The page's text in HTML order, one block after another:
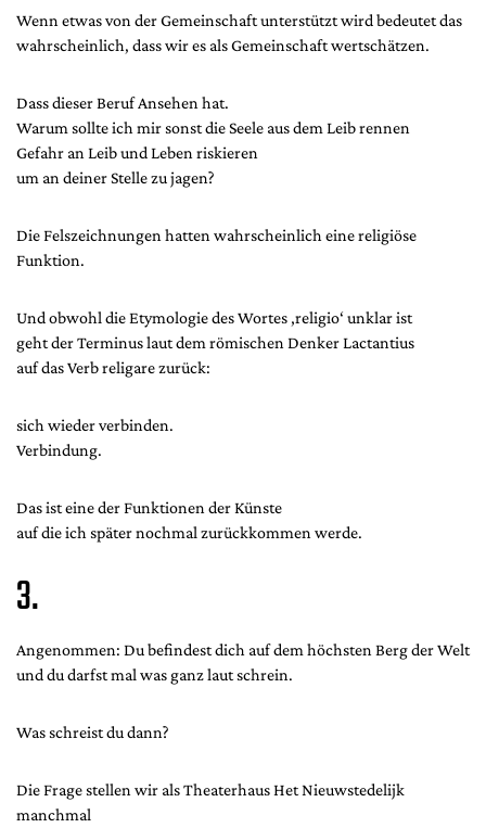
Wenn etwas von der Gemeinschaft unterstützt wird bedeutet das
wahrscheinlich, dass wir es als Gemeinschaft wertschätzen.
Dass dieser Beruf Ansehen hat.
Warum sollte ich mir sonst die Seele aus dem Leib rennen
Gefahr an Leib und Leben riskieren
um an deiner Stelle zu jagen?
Die Felszeichnungen hatten wahrscheinlich eine religiöse
Funktion.
Und obwohl die Etymologie des Wortes ‚religio‘ unklar ist
geht der Terminus laut dem römischen Denker Lactantius
auf das Verb religare zurück:
sich wieder verbinden.
Verbindung.
Das ist eine der Funktionen der Künste
auf die ich später nochmal zurückkommen werde.
3.
Angenommen: Du befindest dich auf dem höchsten Berg der Welt
und du darfst mal was ganz laut schrein.
Was schreist du dann?
Die Frage stellen wir als Theaterhaus Het Nieuwstedelijk
manchmal